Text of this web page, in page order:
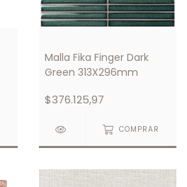
Malla Fika Finger Dark
Green 313X296mm
$376.125,97
COMPRAR